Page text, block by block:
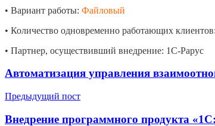
• Вариант работы: Файловый
• Количество одновременно работающих клиентов:
• Партнер, осуществивший внедрение: 1С-Рарус
Автоматизация управления
Предыдущий пост
Внедрение программного продукта